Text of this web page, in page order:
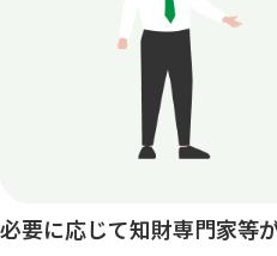
必要に応じて知財専門家等